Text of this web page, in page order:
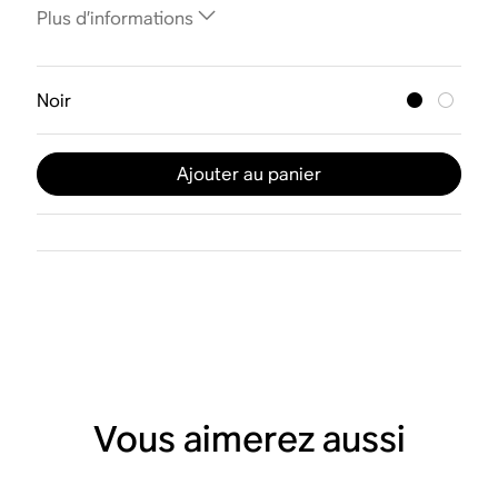
Plus d’informations
Noir
Ajouter au panier
Vous aimerez aussi